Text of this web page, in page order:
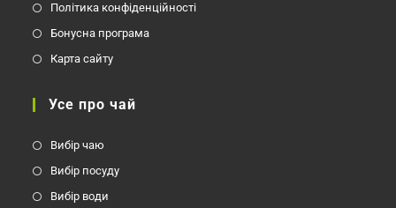
Політика конфіденційності
Бонусна програма
Карта сайту
Усе про чай
Вибір чаю
Вибір посуду
Вибір води